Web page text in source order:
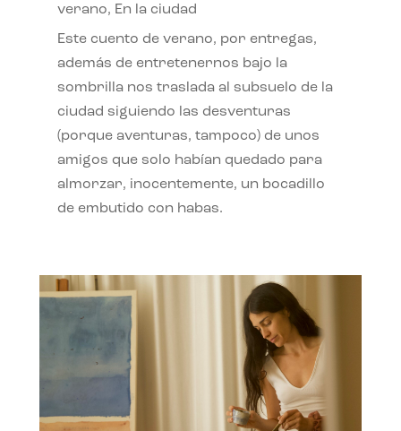
verano, En la ciudad
Este cuento de verano, por entregas,
además de entretenernos bajo la
sombrilla nos traslada al subsuelo de la
ciudad siguiendo las desventuras
(porque aventuras, tampoco) de unos
amigos que solo habían quedado para
almorzar, inocentemente, un bocadillo
de embutido con habas.